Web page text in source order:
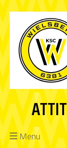
Menu